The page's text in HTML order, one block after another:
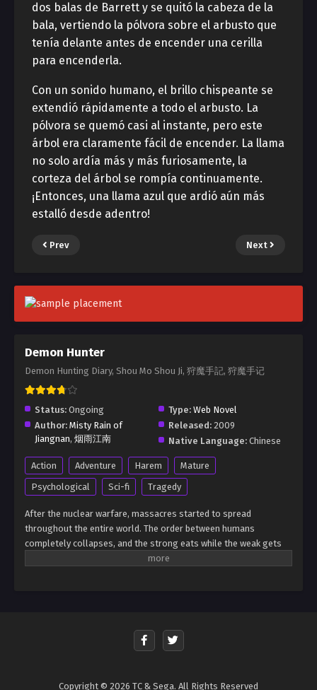
dos balas de Barrett y se quitó la cabeza de la
bala, vertiendo la pólvora sobre el arbusto que
tenía delante antes de encender una cerilla
para encenderla.
Con un sonido humano, el brillo chispeante se
extendió rápidamente a todo el arbusto. La
pólvora se quemó casi al instante, pero este
árbol era claramente fácil de encender. La llama
no solo ardía más y más furiosamente, la
corteza del árbol se rompía continuamente.
¡Entonces, una llama azul que ardió aún más
estalló desde adentro!
Prev Next
Demon Hunter
Demon Hunting Diary, Shou Mo Shou Ji, 狩魔手記, 狩魔手记
Status: Ongoing Type: Web Novel
Author: Misty Rain of
Jiangnan, 烟雨江南
Released: 2009
Native Language: Chinese
Action Adventure Harem
Mature
Psychological
Sci-fi Tragedy
After the nuclear warfare, massacres started to spread
throughout the entire world. The order between humans
completely collapses, and the strong eats while the weak gets
eaten becomes the #1 rule. When you lose the chains of desire, it
Copyright © 2026 TC & Sega. All Rights Reserved